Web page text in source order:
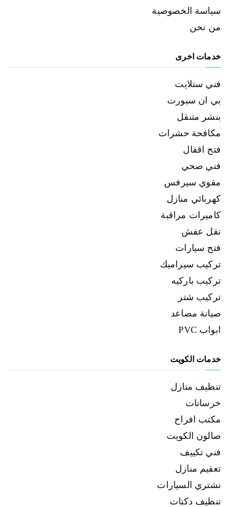
سياسة الخصوصية
من نحن
خدمات اخرى
فني ستلايت
بي ان سبورت
بنشر متنقل
مكافحة حشرات
فتح اقفال
فني صحي
مقوي سيرفس
كهربائي منازل
كاميرات مراقبة
نقل عفش
فتح سيارات
تركيب سيراميك
تركيب باركيه
تركيب شتر
صيانة مصاعد
ابواب PVC
خدمات الكويت
تنظيف منازل
خرسانات
مكتب افراح
صالون الكويت
فني تكييف
تعقيم منازل
نشتري السيارات
تنظيف دكتات